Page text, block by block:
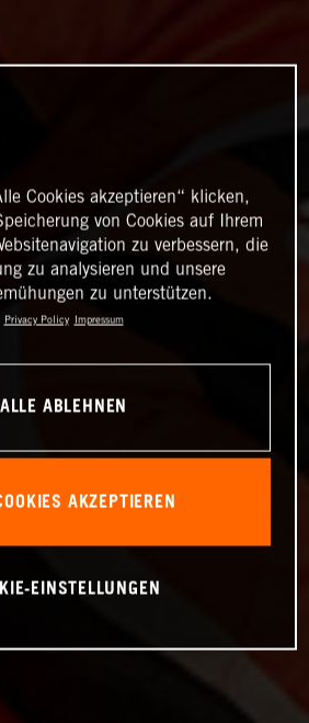
Cookies akzeptieren“ klicken,
von Cookies auf Ihrem
zu verbessern, die
zu analysieren und unsere
zu unterstützen.
Privacy Policy Impressum
ALLE ABLEHNEN
AKZEPTIEREN
EINSTELLUNGEN